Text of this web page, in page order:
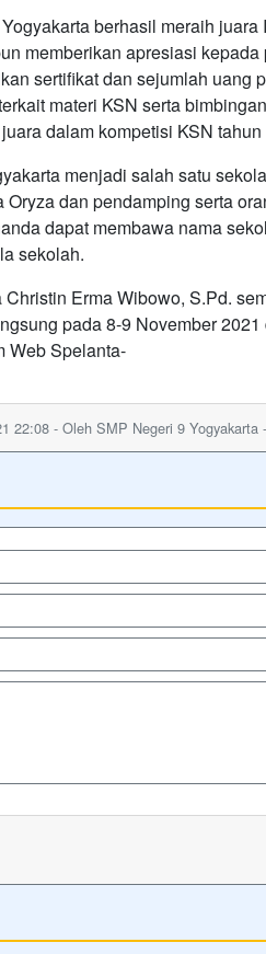
berhasil meraih juara
memberikan apresiasi kepada
sertifikat dan sejumlah uang
materi KSN serta
dalam kompetisi KSN tahun
menjadi salah satu
dan pendamping serta
dapat membawa nama
sekolah.
Erma Wibowo, S.Pd.
pada 8-9 November 2021
Web Spelanta-
22:08 - Oleh SMP Negeri 9 Yogyakarta